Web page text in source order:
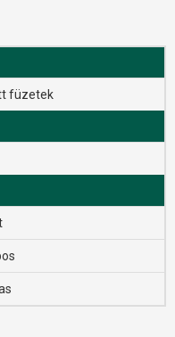
füzetek